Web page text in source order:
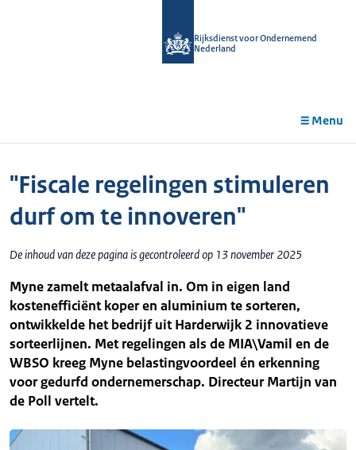
Rijksdienst voor Ondernemend
Nederland
Menu
"Fiscale regelingen stimuleren
durf om te innoveren"
De inhoud van deze pagina is gecontroleerd op 13 november 2025
Myne zamelt metaalafval in. Om in eigen land
kostenefficiënt koper en aluminium te sorteren,
ontwikkelde het bedrijf uit Harderwijk 2 innovatieve
sorteerlijnen. Met regelingen als de MIA\Vamil en de
WBSO kreeg Myne belastingvoordeel én erkenning
voor gedurfd ondernemerschap. Directeur Martijn van
de Poll vertelt.